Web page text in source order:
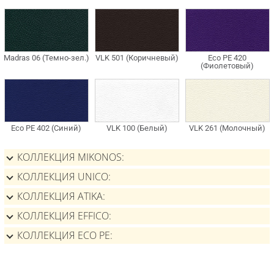
КОЛЛЕКЦИЯ MIKONOS
КОЛЛЕКЦИЯ UNICO
КОЛЛЕКЦИЯ ATIKA
КОЛЛЕКЦИЯ EFFICO
КОЛЛЕКЦИЯ ECO PE